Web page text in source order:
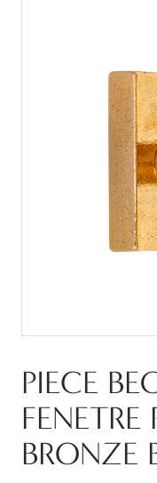
PIECE
BRONZE